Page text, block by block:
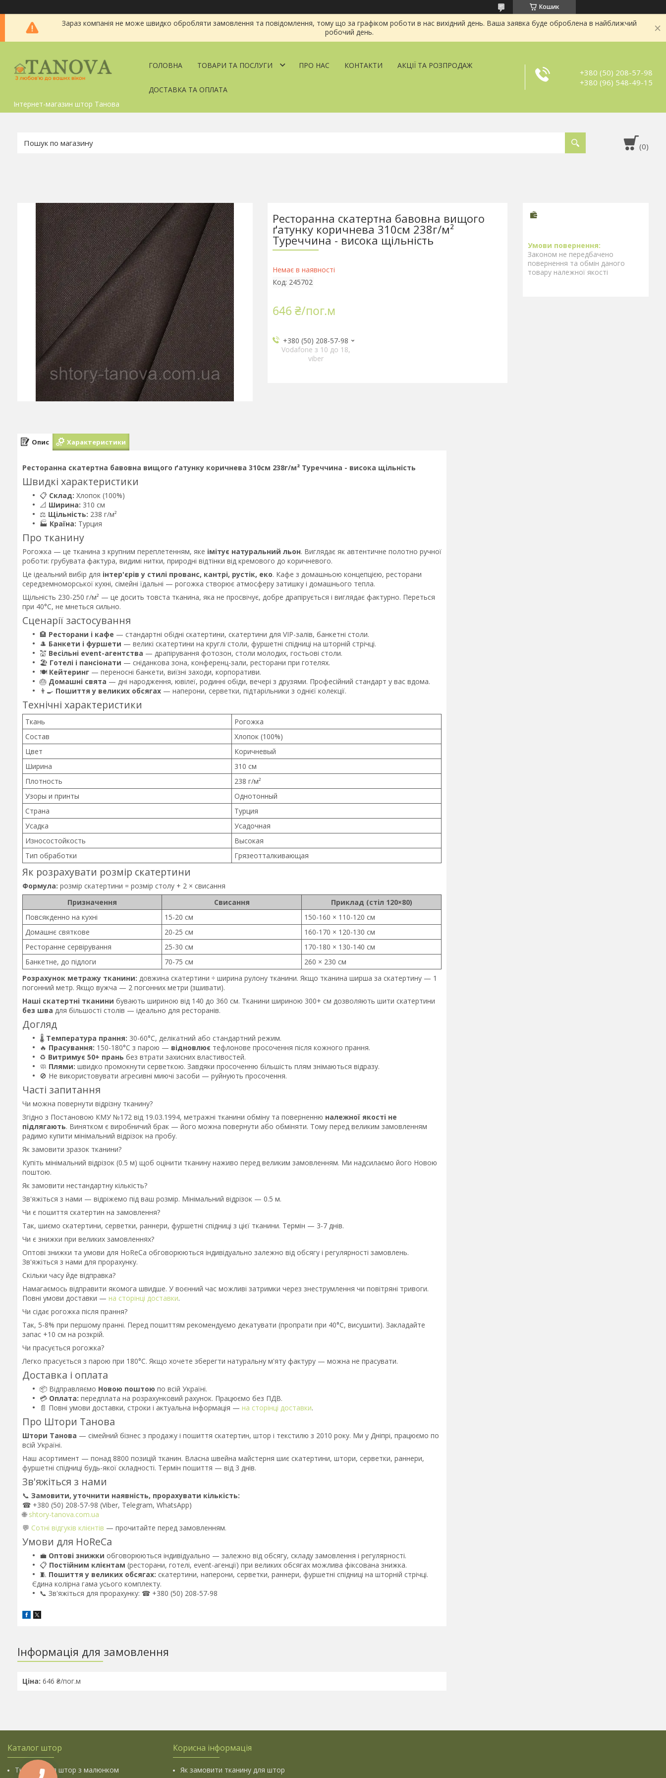
Кошик
Зараз компанія не може швидко обробляти замовлення та повідомлення, тому що за графіком роботи в нас вихідний день. Ваша заявка буде оброблена в найближчий
робочий день.
Інтернет-магазин штор Танова
ГОЛОВНА ТОВАРИ ТА ПОСЛУГИ ПРО НАС КОНТАКТИ АКЦІЇ ТА РОЗПРОДАЖ
ДОСТАВКА ТА ОПЛАТА
+380 (50) 208-57-98
+380 (96) 548-49-15
Ресторанна скатертна бавовна вищого
ґатунку коричнева 310см 238г/м²
Туреччина - висока щільність
Немає в наявності
Код: 245702
646 ₴/пог.м
+380 (50) 208-57-98
Vodafone з 10 до 18,
viber
Законом не передбачено
повернення та обмін даного
товару належної якості
Опис Характеристики
Ресторанна скатертна бавовна вищого ґатунку коричнева 310см 238г/м² Туреччина - висока щільність
Швидкі характеристики
📋 Склад: Хлопок (100%)
📐 Ширина: 310 см
⚖️ Щільність: 238 г/м²
🏭 Країна: Турция
Про тканину
Рогожка — це тканина з крупним переплетенням, яке імітує натуральний льон. Виглядає як автентичне полотно ручної
роботи: грубувата фактура, видимі нитки, природні відтінки від кремового до коричневого.
Це ідеальний вибір для інтер'єрів у стилі прованс, кантрі, рустік, еко. Кафе з домашньою концепцією, ресторани
середземноморської кухні, сімейні їдальні — рогожка створює атмосферу затишку і домашнього тепла.
Щільність 230-250 г/м² — це досить товста тканина, яка не просвічує, добре драпірується і виглядає фактурно. Переться
при 40°C, не мнеться сильно.
Сценарії застосування
🏨 Ресторани і кафе — стандартні обідні скатертини, скатертини для VIP-залів, банкетні столи.
🎩 Банкети і фуршети — великі скатертини на круглі столи, фуршетні спідниці на шторній стрічці.
💒 Весільні event-агентства — драпірування фотозон, столи молодих, гостьові столи.
🏖️ Готелі і пансіонати — сніданкова зона, конференц-зали, ресторани при готелях.
🍽️ Кейтеринг — переносні банкети, виїзні заходи, корпоративи.
🎂 Домашні свята — дні народження, ювілеї, родинні обіди, вечері з друзями. Професійний стандарт у вас вдома.
👨🍳 Пошиття у великих обсягах — наперони, серветки, підтарільники з однієї колекції.
Технічні характеристики
Ткань
Рогожка
Состав
Хлопок (100%)
Цвет
Коричневый
Ширина
310 см
Плотность
238 г/м²
Узоры и принты
Однотонный
Страна
Турция
Усадка
Усадочная
Износостойкость
Высокая
Тип обработки
Грязеотталкивающая
Як розрахувати розмір скатертини
Формула: розмір скатертини = розмір столу + 2 × свисання
Призначення
Свисання
Приклад (стіл 120×80)
Повсякденно на кухні
15-20 см
150-160 × 110-120 см
Домашнє святкове
20-25 см
160-170 × 120-130 см
Ресторанне сервірування
25-30 см
170-180 × 130-140 см
Банкетне, до підлоги
70-75 см
260 × 230 см
Розрахунок метражу тканини: довжина скатертини ÷ ширина рулону тканини. Якщо тканина ширша за скатертину — 1
погонний метр. Якщо вужча — 2 погонних метри (зшивати).
Наші скатертні тканини бувають шириною від 140 до 360 см. Тканини шириною 300+ см дозволяють шити скатертини
без шва для більшості столів — ідеально для ресторанів.
Догляд
🌡️ Температура прання: 30-60°C, делікатний або стандартний режим.
🔥 Прасування: 150-180°C з парою — відновлює тефлонове просочення після кожного прання.
♻️ Витримує 50+ прань без втрати захисних властивостей.
🧼 Плями: швидко промокнути серветкою. Завдяки просоченню більшість плям знімаються відразу.
🚫 Не використовувати агресивні миючі засоби — руйнують просочення.
Часті запитання
Чи можна повернути відрізну тканину?
Згідно з Постановою КМУ №172 від 19.03.1994, метражні тканини обміну та поверненню належної якості не
підлягають. Винятком є виробничий брак — його можна повернути або обміняти. Тому перед великим замовленням
радимо купити мінімальний відрізок на пробу.
Як замовити зразок тканини?
Купіть мінімальний відрізок (0.5 м) щоб оцінити тканину наживо перед великим замовленням. Ми надсилаємо його Новою
поштою.
Як замовити нестандартну кількість?
Зв'яжіться з нами — відріжемо під ваш розмір. Мінімальний відрізок — 0.5 м.
Чи є пошиття скатертин на замовлення?
Так, шиємо скатертини, серветки, раннери, фуршетні спідниці з цієї тканини. Термін — 3-7 днів.
Чи є знижки при великих замовленнях?
Оптові знижки та умови для HoReCa обговорюються індивідуально залежно від обсягу і регулярності замовлень.
Зв'яжіться з нами для прорахунку.
Скільки часу йде відправка?
Намагаємось відправити якомога швидше. У воєнний час можливі затримки через знеструмлення чи повітряні тривоги.
Повні умови доставки — на сторінці доставки.
Чи сідає рогожка після прання?
Так, 5-8% при першому пранні. Перед пошиттям рекомендуємо декатувати (пропрати при 40°C, висушити). Закладайте
запас +10 см на розкрій.
Чи прасується рогожка?
Легко прасується з парою при 180°C. Якщо хочете зберегти натуральну м'яту фактуру — можна не прасувати.
Доставка і оплата
📦 Відправляємо Новою поштою по всій Україні.
💳 Оплата: передплата на розрахунковий рахунок. Працюємо без ПДВ.
📄 Повні умови доставки, строки і актуальна інформація — на сторінці доставки.
Про Штори Танова
Штори Танова — сімейний бізнес з продажу і пошиття скатертин, штор і текстилю з 2010 року. Ми у Дніпрі, працюємо по
всій Україні.
Наш асортимент — понад 8800 позицій тканин. Власна швейна майстерня шиє скатертини, штори, серветки, раннери,
фуршетні спідниці будь-якої складності. Термін пошиття — від 3 днів.
Зв'яжіться з нами
📞 Замовити, уточнити наявність, прорахувати кількість:
☎ +380 (50) 208-57-98 (Viber, Telegram, WhatsApp)
🌐 shtory-tanova.com.ua
💬 Сотні відгуків клієнтів — прочитайте перед замовленням.
Умови для HoReCa
💼 Оптові знижки обговорюються індивідуально — залежно від обсягу, складу замовлення і регулярності.
📋 Постійним клієнтам (ресторани, готелі, event-агенції) при великих обсягах можлива фіксована знижка.
🧵 Пошиття у великих обсягах: скатертини, наперони, серветки, раннери, фуршетні спідниці на шторній стрічці.
Єдина колірна гама усього комплекту.
📞 Зв'яжіться для прорахунку: ☎ +380 (50) 208-57-98
Інформація для замовлення
Ціна: 646 ₴/пог.м
Каталог штор
Тканини для штор з малюнком
Корисна інформація
Як замовити тканину для штор